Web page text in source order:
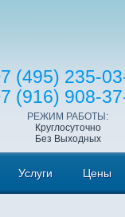
(495) 235-
(916) 908-
РЕЖИМ РАБОТЫ:
Круглосуточно
Без Выходных
Услуги Цены